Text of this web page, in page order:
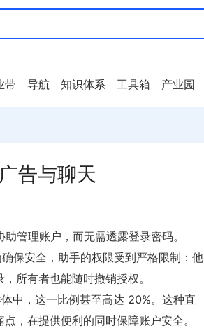
带 导航 知识体系 工具箱 产业园
告与聊天
管理账户，而无需透露登录密码。
保安全，助手的权限受到严格限制：他
所有者也能随时撤销授权。
中，这一比例甚至高达 20%。这种直
，在提供便利的同时保障账户安全。